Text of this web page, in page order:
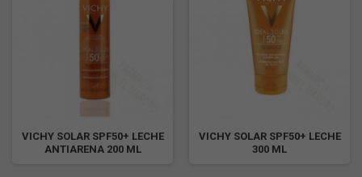
VICHY SOLAR SPF50+ LECHE
ANTIARENA 200 ML
VICHY SOLAR SPF50+ LECHE
300 ML